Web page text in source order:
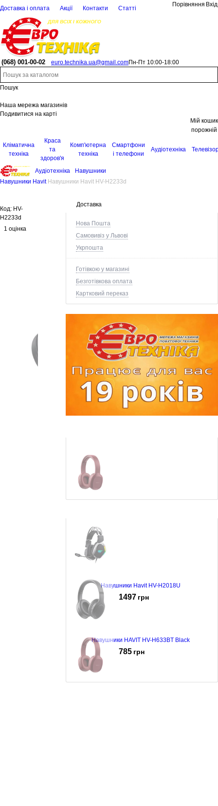
Доставка і оплата Акції Контакти Статті
Порівняння Вхід
(068) 001-00-02 euro.technika.ua@gmail.comПн-Пт 10:00-18:00
Пошук
Наша мережа магазинів
Подивитися на карті
Мій кошик
порожній
Кліматична
техніка
Краса
та
здоров'я
Комп'ютерна
техніка
Смартфони
і телефони
Аудіотехніка
Аудіотехніка
Навушники
Навушники Havit Навушники Havit HV-H2233d
Доставка
Нова Пошта
Самовивіз у Львові
Укрпошта
Готівкою у магазині
Безготівкова оплата
Картковий переказ
Навушники Havit HV-H2018U
1497 грн
Навушники HAVIT HV-H633BT Black
785 грн
Код: HV-
H2233d
1 оцінка